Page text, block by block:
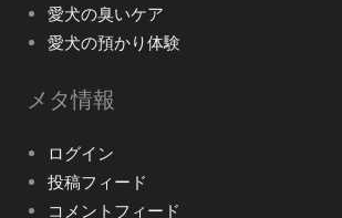
愛犬の臭いケア
愛犬の預かり体験
メタ情報
ログイン
投稿フィード
コメントフィード